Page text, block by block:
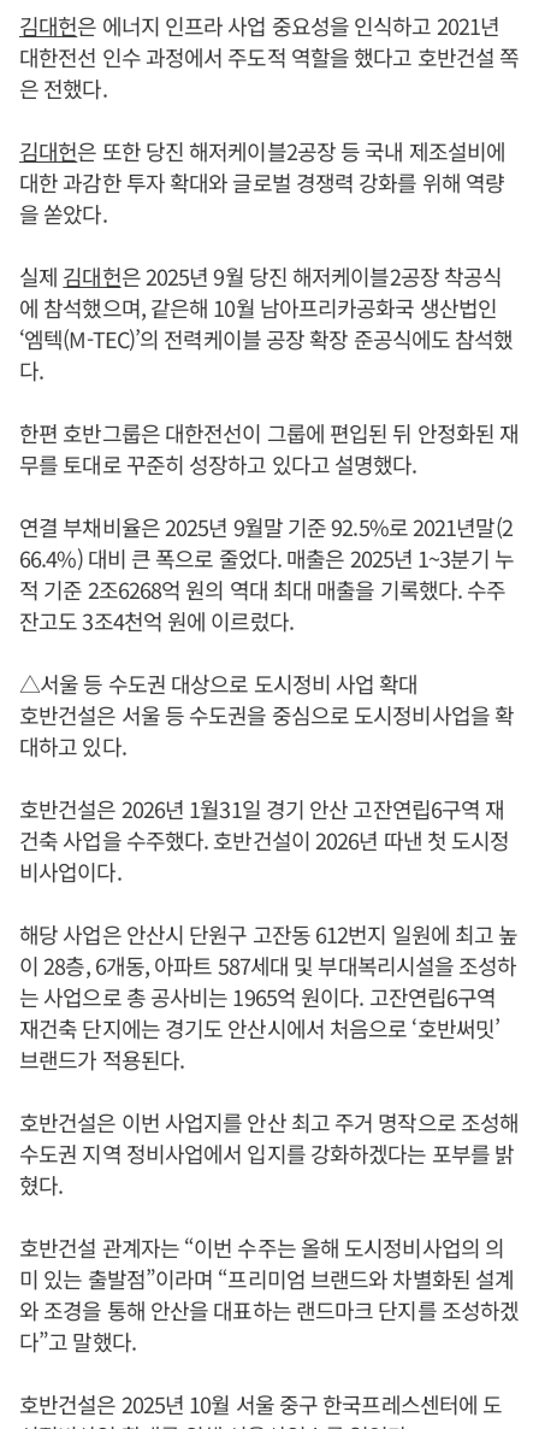
김대헌은 에너지 인프라 사업 중요성을 인식하고 2021년
대한전선 인수 과정에서 주도적 역할을 했다고 호반건설 쪽
은 전했다.
김대헌은 또한 당진 해저케이블2공장 등 국내 제조설비에
대한 과감한 투자 확대와 글로벌 경쟁력 강화를 위해 역량
을 쏟았다.
실제 김대헌은 2025년 9월 당진 해저케이블2공장 착공식
에 참석했으며, 같은해 10월 남아프리카공화국 생산법인
‘엠텍(M-TEC)’의 전력케이블 공장 확장 준공식에도 참석했
다.
한편 호반그룹은 대한전선이 그룹에 편입된 뒤 안정화된 재
무를 토대로 꾸준히 성장하고 있다고 설명했다.
연결 부채비율은 2025년 9월말 기준 92.5%로 2021년말(2
66.4%) 대비 큰 폭으로 줄었다. 매출은 2025년 1~3분기 누
적 기준 2조6268억 원의 역대 최대 매출을 기록했다. 수주
잔고도 3조4천억 원에 이르렀다.
△서울 등 수도권 대상으로 도시정비 사업 확대
호반건설은 서울 등 수도권을 중심으로 도시정비사업을 확
대하고 있다.
호반건설은 2026년 1월31일 경기 안산 고잔연립6구역 재
건축 사업을 수주했다. 호반건설이 2026년 따낸 첫 도시정
비사업이다.
해당 사업은 안산시 단원구 고잔동 612번지 일원에 최고 높
이 28층, 6개동, 아파트 587세대 및 부대복리시설을 조성하
는 사업으로 총 공사비는 1965억 원이다. 고잔연립6구역
재건축 단지에는 경기도 안산시에서 처음으로 ‘호반써밋’
브랜드가 적용된다.
호반건설은 이번 사업지를 안산 최고 주거 명작으로 조성해
수도권 지역 정비사업에서 입지를 강화하겠다는 포부를 밝
혔다.
호반건설 관계자는 “이번 수주는 올해 도시정비사업의 의
미 있는 출발점”이라며 “프리미엄 브랜드와 차별화된 설계
와 조경을 통해 안산을 대표하는 랜드마크 단지를 조성하겠
다”고 말했다.
호반건설은 2025년 10월 서울 중구 한국프레스센터에 도